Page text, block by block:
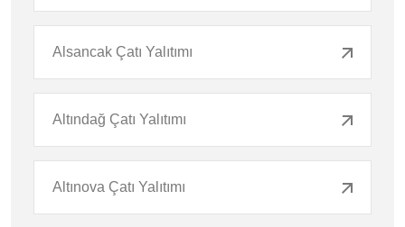
Alsancak Çatı Yalıtımı
Altındağ Çatı Yalıtımı
Altınova Çatı Yalıtımı